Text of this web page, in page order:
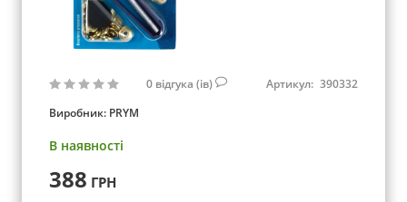
0 відгука (ів) Артикул: 390332
Виробник: PRYM
В наявності
388 ГРН